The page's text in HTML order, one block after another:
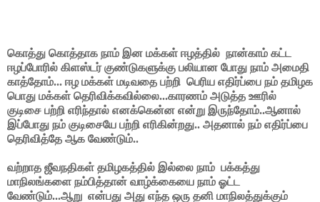
கொத்து கொத்தாக நாம் இன மக்கள் ஈழத்தில் நான்காம் கட்ட
ஈழப்போரில் கிளஸ்டர் குண்டுகளுக்கு பலியான போது நாம் அமைதி
காத்தோம்... ஈழ மக்கள் மடிவதை பற்றி பெரிய எதிர்ப்பை நம் தமிழக
பொது மக்கள் தெரிவிக்கவில்லை...காரணம் அடுத்த ஊரில்
குடிசை பற்றி எரிந்தால் எனக்கென்ன என்று இருந்தோம்..ஆனால்
இப்போது நம் குடிசையே பற்றி எரிகின்றது.. அதனால் நம் எதிர்ப்பை
தெரிவித்தே ஆக வேண்டும்..
வற்றாத ஜீவநதிகள் தமிழகத்தில் இல்லை நாம் பக்கத்து
மாநிலங்களை நம்பித்தான் வாழ்க்கையை நாம் ஓட்ட
வேண்டும்...ஆறு என்பது அது எந்த ஒரு தனி மாநிலத்துக்கும்